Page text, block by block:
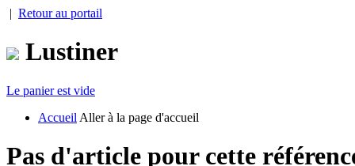
| Retour au portail
Lustiner
Le panier est vide
Accueil Aller à la page d'accueil
Pas d'article pour cette